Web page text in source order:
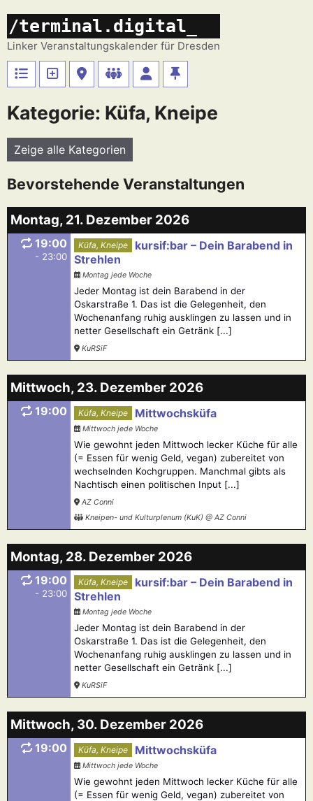
Inhalt
springen
/terminal.digital_
Linker Veranstaltungskalender für Dresden
Kategorie: Küfa, Kneipe
Zeige alle Kategorien
Bevorstehende Veranstaltungen
Montag, 21. Dezember 2026
19:00
- 23:00
Küfa, Kneipe
kursif:bar – Dein Barabend in
Strehlen
Montag jede Woche
Jeder Montag ist dein Barabend in der
Oskarstraße 1. Das ist die Gelegenheit, den
Wochenanfang ruhig ausklingen zu lassen und in
netter Gesellschaft ein Getränk [...]
KuRSiF
Mittwoch, 23. Dezember 2026
19:00 Küfa, Kneipe Mittwochsküfa
Mittwoch jede Woche
Wie gewohnt jeden Mittwoch lecker Küche für alle
(= Essen für wenig Geld, vegan) zubereitet von
wechselnden Kochgruppen. Manchmal gibts als
Nachtisch einen politischen Input [...]
AZ Conni
Kneipen- und Kulturplenum (KuK) @ AZ Conni
Montag, 28. Dezember 2026
19:00
- 23:00
Küfa, Kneipe
kursif:bar – Dein Barabend in
Strehlen
Montag jede Woche
Jeder Montag ist dein Barabend in der
Oskarstraße 1. Das ist die Gelegenheit, den
Wochenanfang ruhig ausklingen zu lassen und in
netter Gesellschaft ein Getränk [...]
KuRSiF
Mittwoch, 30. Dezember 2026
19:00 Küfa, Kneipe Mittwochsküfa
Mittwoch jede Woche
Wie gewohnt jeden Mittwoch lecker Küche für alle
(= Essen für wenig Geld, vegan) zubereitet von